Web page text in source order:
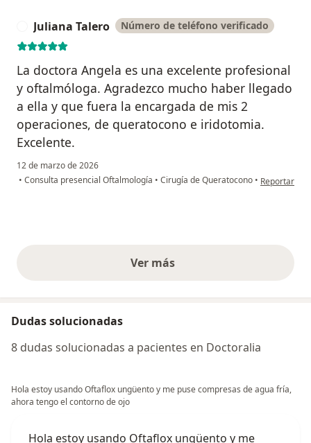
Juliana Talero Número de teléfono verificado
La doctora Angela es una excelente profesional
y oftalmóloga. Agradezco mucho haber llegado
a ella y que fuera la encargada de mis 2
operaciones, de queratocono e iridotomia.
Excelente.
12 de marzo de 2026
• Consulta presencial Oftalmología • Cirugía de Queratocono • en opinión
Reportar
Ver másopiniones anteriores
Dudas solucionadas
8 dudas solucionadas a pacientes en Doctoralia
Hola estoy usando Oftaflox ungüento y me puse compresas de agua fría,
ahora tengo el contorno de ojo
Hola estoy usando Oftaflox ungüento y me